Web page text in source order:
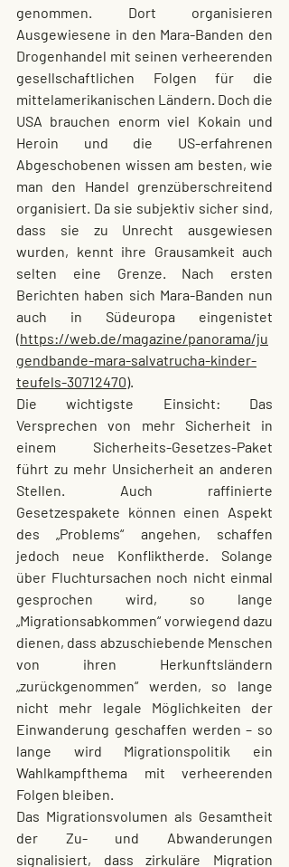
genommen. Dort organisieren
Ausgewiesene in den Mara-Banden den
Drogenhandel mit seinen verheerenden
gesellschaftlichen Folgen für die
mittelamerikanischen Ländern. Doch die
USA brauchen enorm viel Kokain und
Heroin und die US-erfahrenen
Abgeschobenen wissen am besten, wie
man den Handel grenzüberschreitend
organisiert. Da sie subjektiv sicher sind,
dass sie zu Unrecht ausgewiesen
wurden, kennt ihre Grausamkeit auch
selten eine Grenze. Nach ersten
Berichten haben sich Mara-Banden nun
auch in Südeuropa eingenistet
(https://web.de/magazine/panorama/ju
gendbande-mara-salvatrucha-kinder-
teufels-30712470).
Die wichtigste Einsicht: Das
Versprechen von mehr Sicherheit in
einem Sicherheits-Gesetzes-Paket
führt zu mehr Unsicherheit an anderen
Stellen. Auch raffinierte
Gesetzespakete können einen Aspekt
des „Problems“ angehen, schaffen
jedoch neue Konfliktherde. Solange
über Fluchtursachen noch nicht einmal
gesprochen wird, so lange
„Migrationsabkommen“ vorwiegend dazu
dienen, dass abzuschiebende Menschen
von ihren Herkunftsländern
„zurückgenommen“ werden, so lange
nicht mehr legale Möglichkeiten der
Einwanderung geschaffen werden – so
lange wird Migrationspolitik ein
Wahlkampfthema mit verheerenden
Folgen bleiben.
Das Migrationsvolumen als Gesamtheit
der Zu- und Abwanderungen
signalisiert, dass zirkuläre Migration